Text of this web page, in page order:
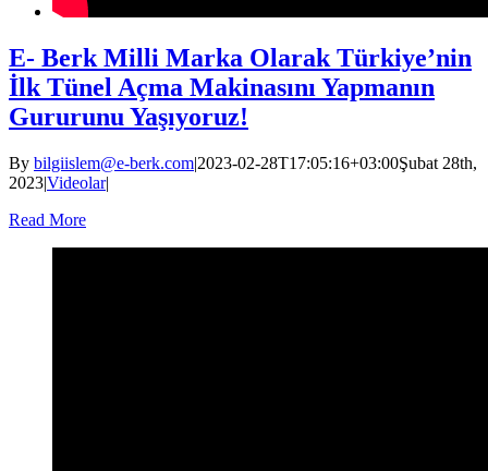
E- Berk Milli Marka Olarak Türkiye’nin
İlk Tünel Açma Makinasını Yapmanın
Gururunu Yaşıyoruz!
By bilgiislem@e-berk.com|2023-02-28T17:05:16+03:00Şubat 28th,
2023|Videolar|
Read More